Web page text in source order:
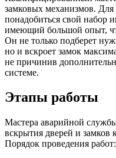
замковых механизмов.
понадобиться свой набор
имеющий большой опыт,
Он не только подберет
но и вскроет замок
не причинив
системе.
Этапы работы
Мастера аварийной
вскрытия дверей и замков
Порядок проведения работ: